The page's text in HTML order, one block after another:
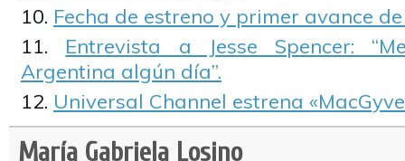
Fecha de estreno y primer avance de
Entrevista a Jesse Spencer:
Argentina algún día”.
Universal Channel estrena
María Gabriela Losino